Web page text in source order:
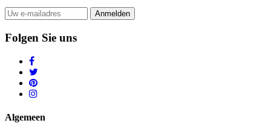
Anmelden
Folgen Sie uns
Algemeen